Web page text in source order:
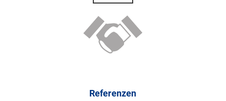
Referenzen